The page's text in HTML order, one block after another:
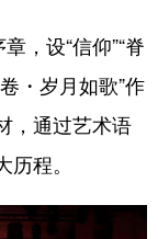
重庆
宁夏
，设“信仰”“脊
・岁月如歌”作
，通过艺术语
程。